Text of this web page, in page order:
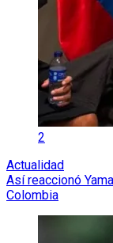
2
Actualidad
Así reaccionó
Colombia